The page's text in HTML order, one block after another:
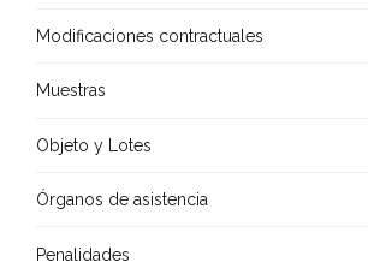
Modificaciones contractuales
Muestras
Objeto y Lotes
Órganos de asistencia
Penalidades